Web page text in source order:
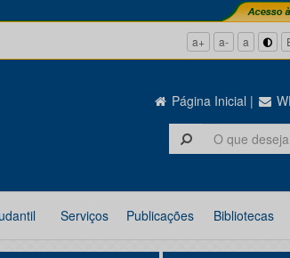
a+ a- a
Página Inicial |
Serviços Publicações Bibliotecas